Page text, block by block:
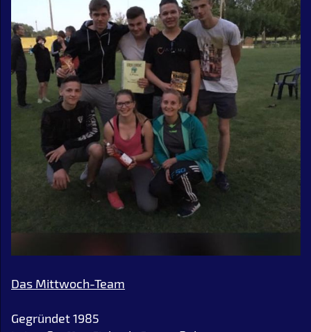
Das Mittwoch-Team
Gegründet 1985